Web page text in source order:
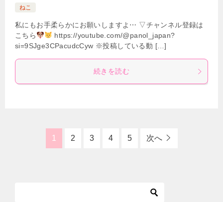
ねこ
私にもお手柔らかにお願いしますよ⋯ ▽チャンネル登録は
こちら
https://youtube.com/@panol_japan?
si=9SJge3CPacudcCyw ※投稿している動 […]
続きを読む
1 2 3 4 5 次へ